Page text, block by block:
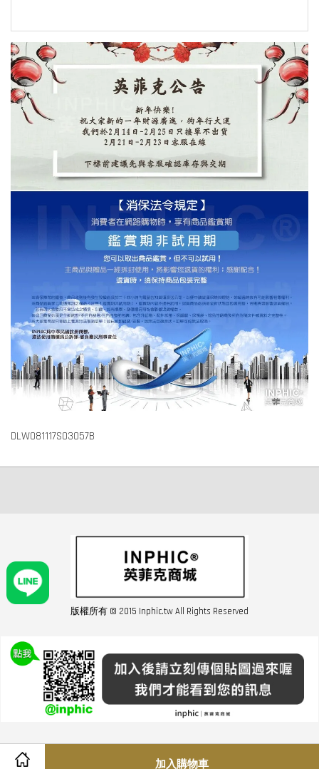
加入購物車
DLW081117S03057B
版權所有 © 2015 Inphic.tw All Rights Reserved
友站連結inphic營業設備
聯絡我們 02-28852016 如遇商品缺貨或數量不足請與客服聯繫
服務條款| |經營者資訊|